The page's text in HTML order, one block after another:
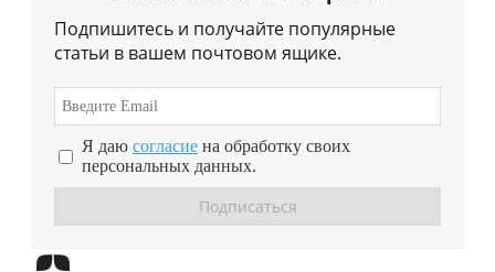
Подпишитесь и получайте популярные
статьи в вашем почтовом ящике.
Я даю согласие на обработку своих
персональных данных.